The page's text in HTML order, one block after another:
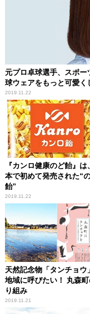
元プロ卓球選手、スポ
球ウェアをもっと可愛く
2019.11.22
『カンロ健康のど飴』は
本で初めて発売された“
飴”
2019.11.22
天然記念物「タンチョウ
地域に呼びたい！ 丸森
り組み
2019.11.21